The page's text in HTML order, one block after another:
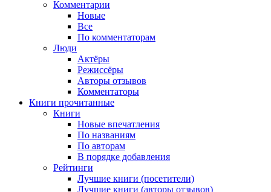
Комментарии
Новые
Все
По комментаторам
Люди
Актёры
Режиссёры
Авторы отзывов
Комментаторы
Книги прочитанные
Книги
Новые впечатления
По названиям
По авторам
В порядке добавления
Рейтинги
Лучшие книги (посетители)
Лучшие книги (авторы отзывов)